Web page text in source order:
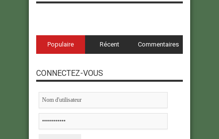
Populaire Récent Commentaires
CONNECTEZ-VOUS